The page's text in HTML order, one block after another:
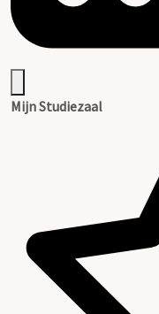
Mijn Studiezaal